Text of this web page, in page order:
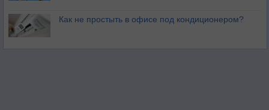
Как не простыть в офисе под кондиционером?